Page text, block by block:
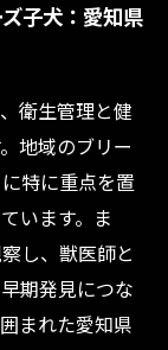
子犬：愛知県
衛生管理と健
地域のブリー
特に重点を置
います。ま
し、獣医師と
期発見につな
まれた愛知県